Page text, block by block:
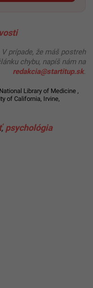
prípade, že máš postreh
chybu, napíš nám na
redakcia@startitup.sk.
National Library of Medicine ,
of California, Irvine,
,psychológia